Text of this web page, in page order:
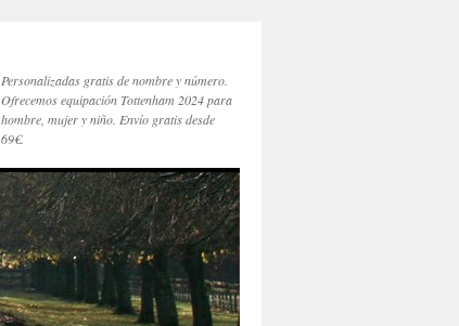
Personalizadas gratis de nombre y número.
Ofrecemos equipación Tottenham 2024 para
hombre, mujer y niño. Envío gratis desde
69€.